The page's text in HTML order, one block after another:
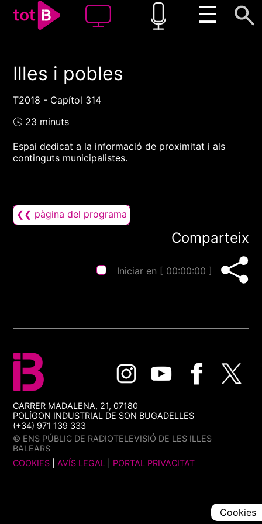
☰
00:00 00:00
1x
Illes i pobles
T2018 - Capítol 314
🕓 23 minuts
Espai dedicat a la informació de proximitat i als
continguts municipalistes.
❮❮ pàgina del programa
Comparteix
Iniciar en [ 00:00:00 ]
CARRER MADALENA, 21, 07180
POLÍGON INDUSTRIAL DE SON BUGADELLES
(+34) 971 139 333
© ENS PÚBLIC DE RADIOTELEVISIÓ DE LES ILLES
BALEARS
COOKIES |AVÍS LEGAL PORTAL PRIVACITAT
Cookies